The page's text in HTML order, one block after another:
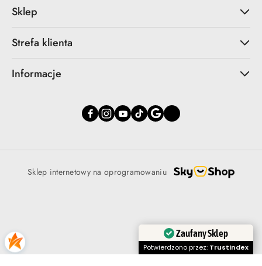
Sklep
Strefa klienta
Informacje
Sklep internetowy na oprogramowaniu
Zaufany Sklep
Potwierdzono przez: Trustindex